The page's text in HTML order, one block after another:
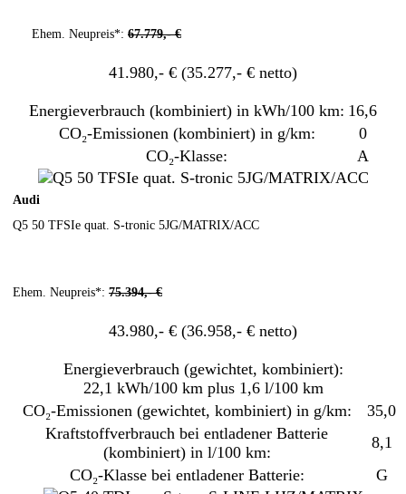
Ehem. Neupreis*: 67.779,- €
41.980,- € (35.277,- € netto)
Energieverbrauch (kombiniert) in kWh/100 km: 16,6
CO₂-Emissionen (kombiniert) in g/km:
0
CO₂-Klasse:
A
Audi
Q5 50 TFSIe quat. S-tronic 5JG/MATRIX/ACC
Ehem. Neupreis*: 75.394,- €
43.980,- € (36.958,- € netto)
Energieverbrauch (gewichtet, kombiniert):
22,1 kWh/100 km plus 1,6 l/100 km
CO₂-Emissionen (gewichtet, kombiniert) in g/km:
35,0
Kraftstoffverbrauch bei entladener Batterie
(kombiniert) in l/100 km:
8,1
CO₂-Klasse bei entladener Batterie:
G